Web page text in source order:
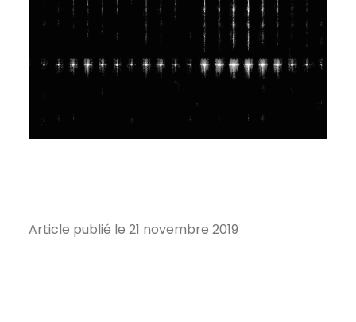
Article publié le 21 novembre 2019